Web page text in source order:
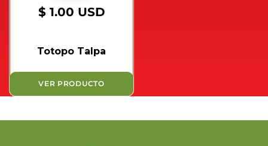
$ 1.00 USD
Totopo Talpa
VER PRODUCTO